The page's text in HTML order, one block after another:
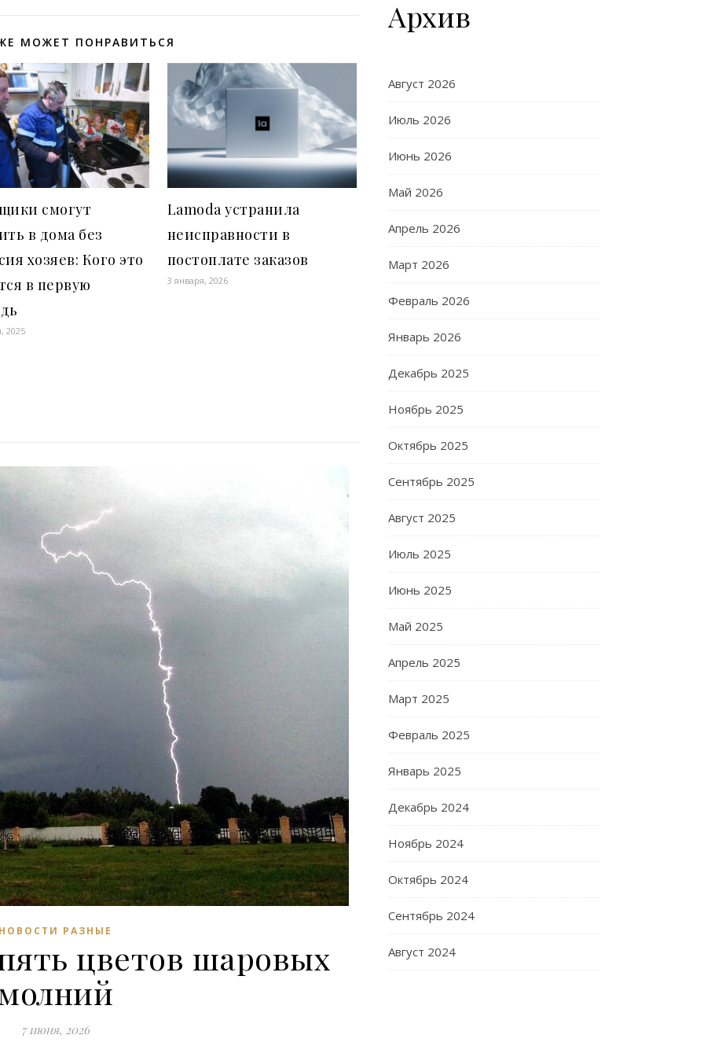
МОЖЕТ ПОНРАВИТЬСЯ
смогут
в дома без
хозяев: Кого это
в первую
2025
Lamoda устранила
неисправности в
постоплате заказов
3 января, 2026
РАЗНЫЕ
цветов шаровых
7 июня, 2026
Архив
Август 2026
Июль 2026
Июнь 2026
Май 2026
Апрель 2026
Март 2026
Февраль 2026
Январь 2026
Декабрь 2025
Ноябрь 2025
Октябрь 2025
Сентябрь 2025
Август 2025
Июль 2025
Июнь 2025
Май 2025
Апрель 2025
Март 2025
Февраль 2025
Январь 2025
Декабрь 2024
Ноябрь 2024
Октябрь 2024
Сентябрь 2024
Август 2024